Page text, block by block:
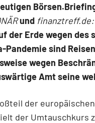
und finanztreff.de:
der Erde wegen des
Pandemie sind
wegen
Amt seine
der
der Umtauschkurs